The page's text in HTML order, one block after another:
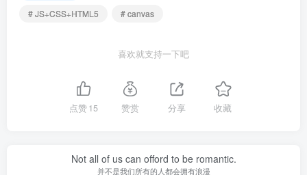
# JS+CSS+HTML5
# canvas
喜欢就支持一下吧
点赞15 赞赏 分享 收藏
Not all of us can offord to be romantic.
并不是我们所有的人都会拥有浪漫